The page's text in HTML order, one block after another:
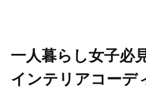
一人暮らし女子必
インテリアコー